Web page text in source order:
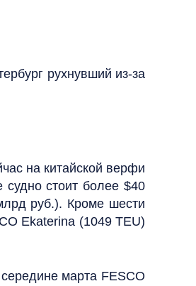
рухнувший из-за
на китайской верфи
судно стоит более $40
руб.). Кроме шести
Ekaterina (1049 TEU)
марта FESCO